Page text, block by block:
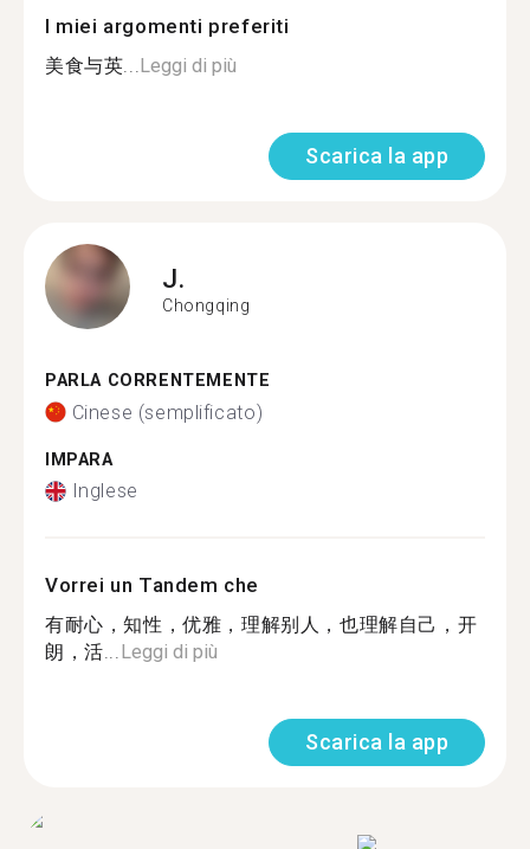
I miei argomenti preferiti
美食与英...Leggi di più
Scarica la app
J.
Chongqing
PARLA CORRENTEMENTE
Cinese (semplificato)
IMPARA
Inglese
Vorrei un Tandem che
有耐心，知性，优雅，理解别人，也理解自己，开
朗，活...Leggi di più
Scarica la app